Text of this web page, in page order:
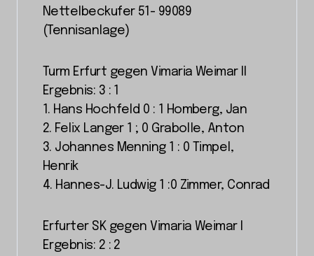
Nettelbeckufer 51- 99089
(Tennisanlage)
Turm Erfurt gegen Vimaria Weimar II
Ergebnis: 3 : 1
1. Hans Hochfeld 0 : 1 Homberg, Jan
2. Felix Langer 1 ; 0 Grabolle, Anton
3. Johannes Menning 1 : 0 Timpel,
Henrik
4. Hannes-J. Ludwig 1 :0 Zimmer, Conrad
Erfurter SK gegen Vimaria Weimar I
Ergebnis: 2 : 2